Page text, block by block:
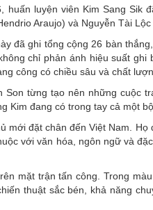
huấn luyện viên Kim Sang Sik
Araujo) và Nguyễn Tài Lộc
đã ghi tổng cộng 26 bàn
chỉ phản ánh hiệu suất
công có chiều sâu và chất
Son từng tạo nên những cuộc
Kim đang có trong tay cả một
đặt chân đến Việt Nam. Họ
với văn hóa, ngôn ngữ và
mặt trận tấn công. Trong
thuật sắc bén, khả năng